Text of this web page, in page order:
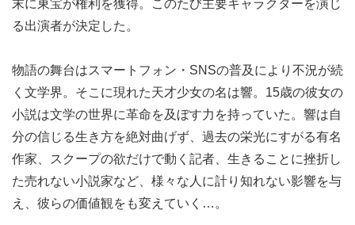
末に東宝が権利を獲得。このたび主要キャラクターを演じ
る出演者が決定した。
物語の舞台はスマートフォン・SNSの普及により不況が続
く文学界。そこに現れた天才少女の名は響。15歳の彼女の
小説は文学の世界に革命を及ぼす力を持っていた。響は自
分の信じる生き方を絶対曲げず、過去の栄光にすがる有名
作家、スクープの欲だけで動く記者、生きることに挫折し
た売れない小説家など、様々な人に計り知れない影響を与
え、彼らの価値観をも変えていく…。